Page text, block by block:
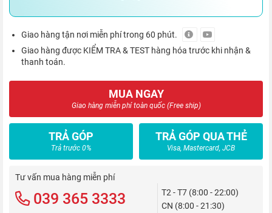
Giao hàng tận nơi miễn phí trong 60 phút.
Giao hàng được KIỂM TRA & TEST hàng hóa trước khi nhận &
thanh toán.
MUA NGAY
Giao hàng miễn phí toàn quốc (Free ship)
TRẢ GÓP
Trả trước 0%
TRẢ GÓP QUA THẺ
Visa, Mastercard, JCB
Tư vấn mua hàng miễn phí
039 365 3333
T2 - T7 (8:00 - 22:00)
CN (8:00 - 21:30)